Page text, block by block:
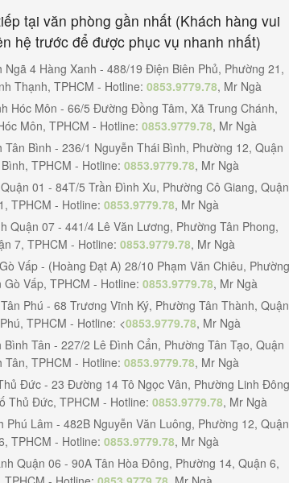
tại văn phòng gần nhất (Khách hàng vui
hệ trước để được phục vụ nhanh nhất)
Ngã 4 Hàng Xanh - 488/19 Điện Biên Phủ, Phường 21,
Thạnh, TPHCM - Hotline: 0853.9779.78, Mr Ngà
Hóc Môn - 66/5 Đường Đồng Tâm, Xã Trung Chánh,
Môn, TPHCM - Hotline: 0853.9779.78, Mr Ngà
Tân Bình - 236/1 Nguyễn Thái Bình, Phường 12, Quận
TPHCM - Hotline: 0853.9779.78, Mr Ngà
01 - 84T/5 Trần Đình Xu, Phường Cô Giang, Quận
1, TPHCM - Hotline: 0853.9779.78, Mr Ngà
Quận 07 - 441/4 Lê Văn Lương, Phường Tân Phong,
7, TPHCM - Hotline: 0853.9779.78, Mr Ngà
Vấp - (Hoàng Đạt A) 28/10 Phạm Văn Chiêu, Phường
Gò Vấp, TPHCM - Hotline: 0853.9779.78, Mr Ngà
Phú - 68 Trương Vĩnh Ký, Phường Tân Thành, Quận
TPHCM - Hotline: <0853.9779.78, Mr Ngà
Bình Tân - 227/2 Lê Đình Cẩn, Phường Tân Tạo, Quận
Tân, TPHCM - Hotline: 0853.9779.78, Mr Ngà
Đức - 23 Đường 14 Tô Ngọc Vân, Phường Linh
Thủ Đức, TPHCM - Hotline: 0853.9779.78, Mr Ngà
Phú Lâm - 482B Nguyễn Văn Luông, Phường 12, Quận
TPHCM - Hotline: 0853.9779.78, Mr Ngà
Quận 06 - 90A Tân Hòa Đông, Phường 14, Quận 6,